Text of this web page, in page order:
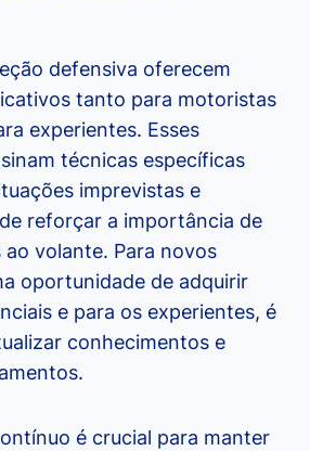
defensiva oferecem
tanto para motoristas
experientes. Esses
técnicas específicas
imprevistas e
reforçar a importância de
ao volante. Para novos
oportunidade de adquirir
e para os experientes, é
conhecimentos e
é crucial para manter